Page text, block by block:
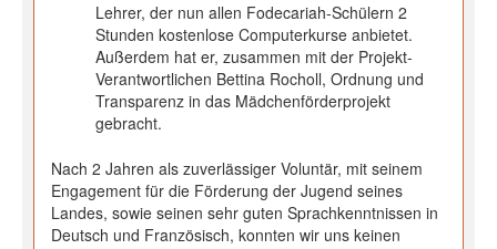
Lehrer, der nun allen Fodecariah-Schülern 2
Stunden kostenlose Computerkurse anbietet.
Außerdem hat er, zusammen mit der Projekt-
Verantwortlichen Bettina Rocholl, Ordnung und
Transparenz in das Mädchenförderprojekt
gebracht.
Nach 2 Jahren als zuverlässiger Voluntär, mit seinem
Engagement für die Förderung der Jugend seines
Landes, sowie seinen sehr guten Sprachkenntnissen in
Deutsch und Französisch, konnten wir uns keinen